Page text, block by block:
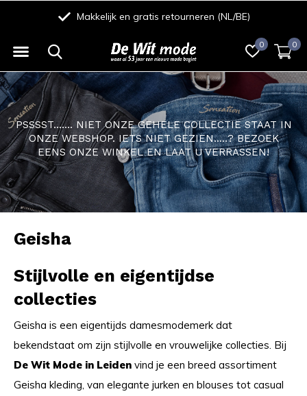
0 0
Makkelijk en gratis retourneren (NL/BE)
PSSSST....... NIET ONZE GEHELE COLLECTIE STAAT IN
ONZE WEBSHOP. IETS NIET GEZIEN.....? BEZOEK
EENS ONZE WINKEL EN LAAT U VERRASSEN!
Geisha
Stijlvolle en eigentijdse
collecties
Geisha is een eigentijds damesmodemerk dat
bekendstaat om zijn stijlvolle en vrouwelijke collecties. Bij
De Wit Mode in Leiden vind je een breed assortiment
Geisha kleding, van elegante jurken en blouses tot casual